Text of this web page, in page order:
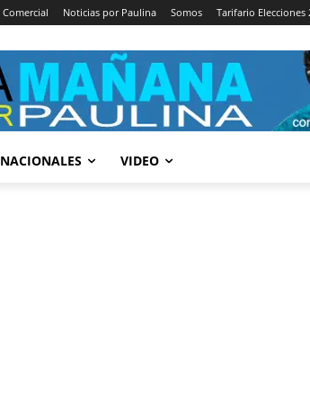
Comercial Noticias por Paulina Somos Tarifario Elecciones
NACIONALES VIDEO